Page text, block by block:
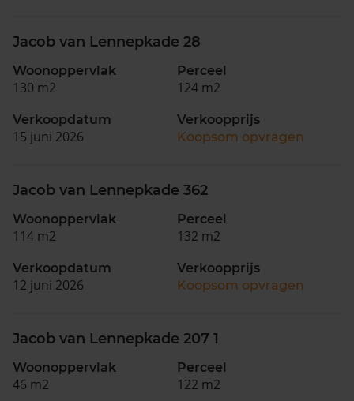
Jacob van Lennepkade 28
Woonoppervlak
130 m2
Perceel
124 m2
Verkoopdatum
15 juni 2026
Verkoopprijs
Koopsom opvragen
Jacob van Lennepkade 362
Woonoppervlak
114 m2
Perceel
132 m2
Verkoopdatum
12 juni 2026
Verkoopprijs
Koopsom opvragen
Jacob van Lennepkade 207 1
Woonoppervlak
46 m2
Perceel
122 m2